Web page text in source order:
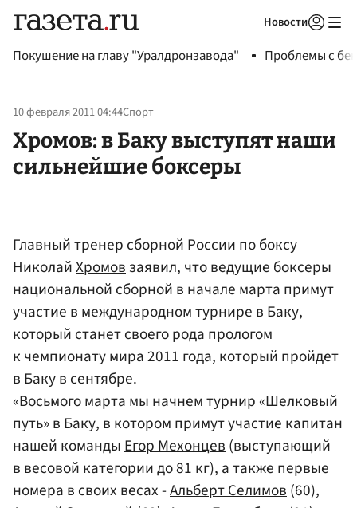
Новости
Покушение на главу "Уралдронзавода" Проблемы с
10 февраля 2011 04:44Спорт
Хромов: в Баку выступят наши
сильнейшие боксеры
Главный тренер сборной России по боксу
НиколайХромовзаявил, что ведущие боксеры
национальной сборной в начале марта примут
участие в международном турнире в Баку,
который станет своего рода прологом
к чемпионату мира 2011 года, который пройдет
в Баку в сентябре.
«Восьмого марта мы начнем турнир «Шелковый
путь» в Баку, в котором примут участие капитан
нашей командыЕгор Мехонцев(выступающий
в весовой категории до 81 кг), а также первые
номера в своих весах -Альберт Селимов(60),